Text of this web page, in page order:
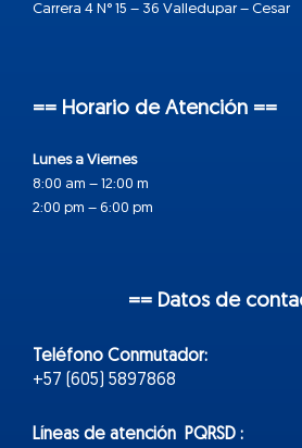
Carrera 4 N° 15 – 36 Valledupar – Cesar
== Horario de Atención ==
Lunes a Viernes
8:00 am – 12:00 m
2:00 pm – 6:00 pm
== Datos de
Teléfono Conmutador:
+57 (605) 5897868
Líneas de atención PQRSD :